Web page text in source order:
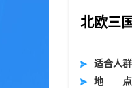
北欧三
适合人群
地
点